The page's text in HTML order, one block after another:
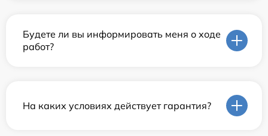
Будете ли вы информировать меня о ходе
работ?
На каких условиях действует гарантия?